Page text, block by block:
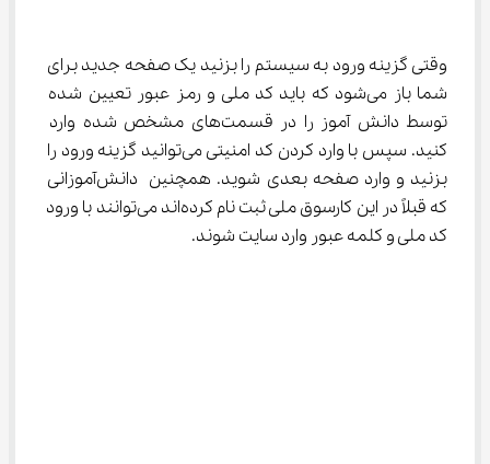
وقتی گزینه ورود به سیستم را بزنید یک صفحه جدید برای
شما باز می‌شود که باید کد ملی و رمز عبور تعیین شده
توسط دانش آموز را در قسمت‌های مشخص شده وارد
کنید. سپس با وارد کردن کد امنیتی می‌توانید گزینه ورود را
بزنید و وارد صفحه بعدی شوید. همچنین دانش‌آموزانی
که قبلاً در این کارسوق ملی ثبت نام کرده‌اند می‌توانند با ورود
کد ملی و کلمه عبور وارد سایت شوند.